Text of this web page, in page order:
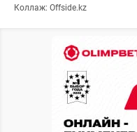
Коллаж: Offside.kz